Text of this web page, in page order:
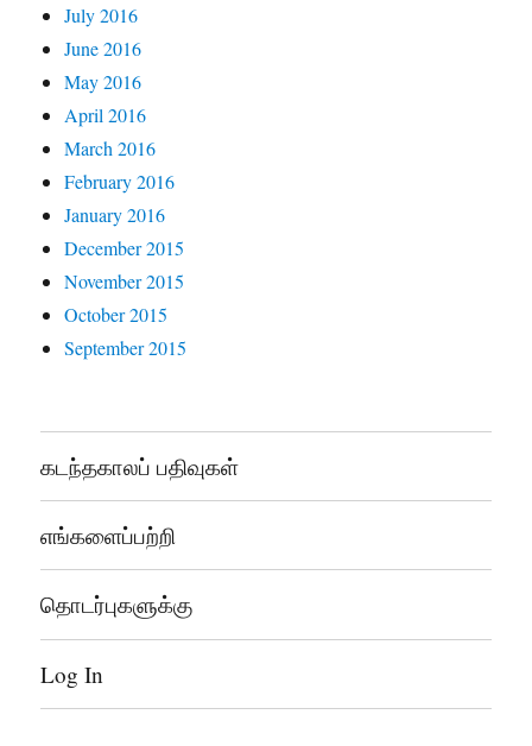
July 2016
June 2016
May 2016
April 2016
March 2016
February 2016
January 2016
December 2015
November 2015
October 2015
September 2015
கடந்தகாலப் பதிவுகள்
எங்களைப்பற்றி
தொடர்புகளுக்கு
Log In